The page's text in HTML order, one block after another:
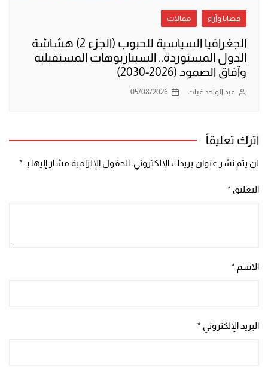
قضايا وآراء مقالات
الجغرافيا السياسية للحبوب (الجزء 2) هشاشة
الدول المستوردة.. السيناريوهات المستقبلية
وآفاق الصمود (2026-2030)
عبد الواحد غيات 05/08/2026
اترك تعليقاً
لن يتم نشر عنوان بريدك الإلكتروني. الحقول الإلزامية مشار إليها بـ *
التعليق *
الاسم *
البريد الإلكتروني *